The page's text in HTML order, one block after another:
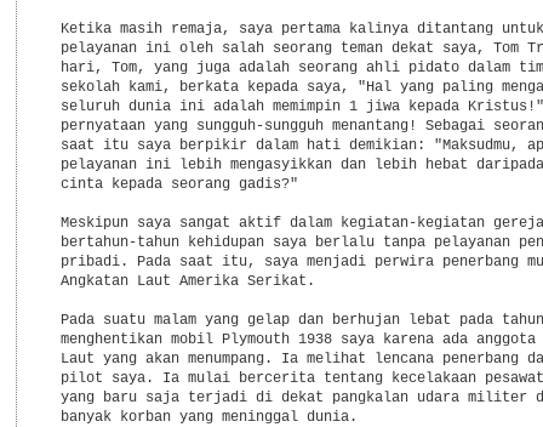
Ketika masih remaja, saya pertama kalinya ditantang
pelayanan ini oleh salah seorang teman dekat saya, Tom
hari, Tom, yang juga adalah seorang ahli pidato dalam
sekolah kami, berkata kepada saya, "Hal yang paling
seluruh dunia ini adalah memimpin 1 jiwa kepada
pernyataan yang sungguh-sungguh menantang! Sebagai
saat itu saya berpikir dalam hati demikian: "Maksudmu,
pelayanan ini lebih mengasyikkan dan lebih hebat
  cinta kepada seorang gadis?"
Meskipun saya sangat aktif dalam kegiatan-kegiatan
bertahun-tahun kehidupan saya berlalu tanpa pelayanan
pribadi. Pada saat itu, saya menjadi perwira penerbang
  Angkatan Laut Amerika Serikat.
Pada suatu malam yang gelap dan berhujan lebat pada
menghentikan mobil Plymouth 1938 saya karena ada anggota
Laut yang akan menumpang. Ia melihat lencana penerbang
pilot saya. Ia mulai bercerita tentang kecelakaan
yang baru saja terjadi di dekat pangkalan udara militer
  banyak korban yang meninggal dunia.